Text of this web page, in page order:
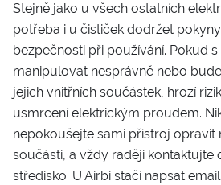
Stejně jako u všech ostatních
potřeba i u čističek dodržet
bezpečnosti při používání. Pokud
manipulovat nesprávně nebo
jejich vnitřních součástek, hrozí
usmrcení elektrickým proudem.
nepokoušejte sami přístroj opravit
součásti, a vždy raději kontaktujte
středisko. U Airbi stačí napsat email